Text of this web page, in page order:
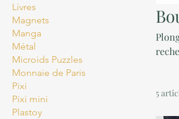
Livres
Magnets
Manga
Métal
Microids Puzzles
Monnaie de Paris
Pixi
Pixi mini
Plastoy
recherchées
5